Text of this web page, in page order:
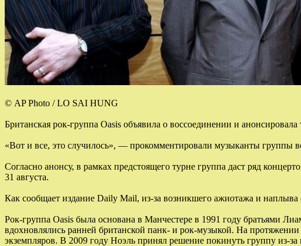
© AP Photo / LO SAI HUNG
Британская рок-группа Oasis объявила о воссоединении и
«Вот и все, это случилось», — прокомментировали музыканты группы
Согласно анонсу, в рамках предстоящего турне группа даст ряд
31 августа.
Как сообщает издание Daily Mail, из-за возникшего ажиотажа и наплыва
Рок-группа Oasis была основана в Манчестере в 1991 году братьями
вдохновлялись ранней британской панк- и рок-музыкой. На
экземпляров. В 2009 году Ноэль принял решение покинуть группу из-